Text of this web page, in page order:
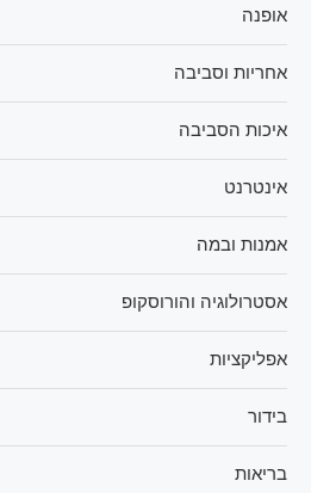
אופנה
אחריות וסביבה
איכות הסביבה
אינטרנט
אמנות ובמה
אסטרולוגיה והורוסקופ
אפליקציות
בידור
בריאות